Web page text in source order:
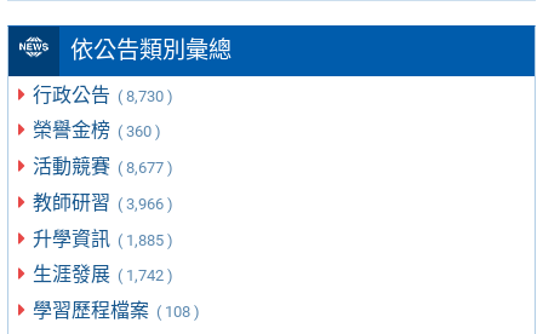
依公告類別彙總
行政公告 ( 8,730 )
榮譽金榜 ( 360 )
活動競賽 ( 8,677 )
教師研習 ( 3,966 )
升學資訊 ( 1,885 )
生涯發展 ( 1,742 )
學習歷程檔案 ( 108 )